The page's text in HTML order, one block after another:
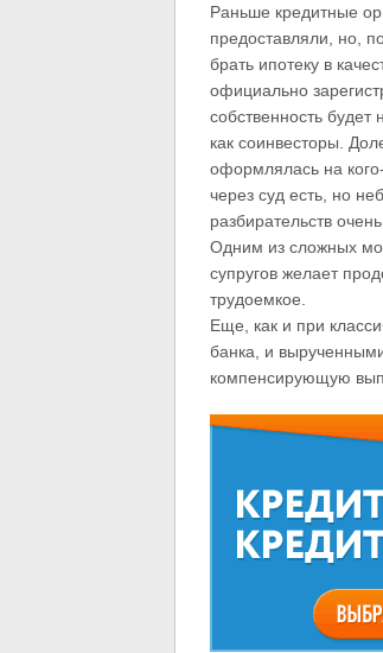
Раньше кредитные
предоставляли, но,
брать ипотеку в
официально
собственность
как соинвесторы.
оформлялась на
через суд есть, но
разбирательств
Одним из сложных
супругов желает
трудоемкое.
Еще, как и при
банка, и
компенсирующую